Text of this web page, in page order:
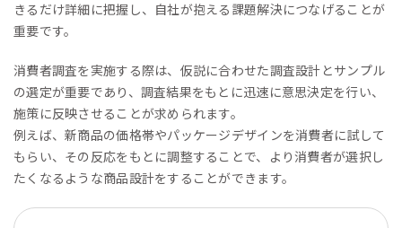
きるだけ詳細に把握し、自社が抱える課題解決につなげることが
重要です。
消費者調査を実施する際は、仮説に合わせた調査設計とサンプル
の選定が重要であり、調査結果をもとに迅速に意思決定を行い、
施策に反映させることが求められます。
例えば、新商品の価格帯やパッケージデザインを消費者に試して
もらい、その反応をもとに調整することで、より消費者が選択し
たくなるような商品設計をすることができます。